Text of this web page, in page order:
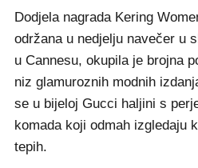
Dodjela nagrada Kering
održana u nedjelju navečer u
u Cannesu, okupila je brojna
niz glamuroznih modnih
se u bijeloj Gucci haljini s
komada koji odmah izgledaju
tepih.